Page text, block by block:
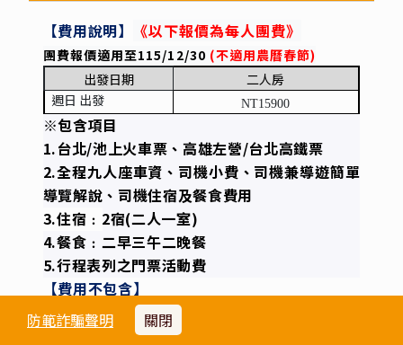
防範詐騙聲明 關閉
【費用說明】 《以下報價為每人團費》
團費報價適用至115/12/30 (不適用農曆春節)
出發日期
二人房
週日 出發
NT15900
※包含項目
1.台北/池上火車票、高雄左營/台北高鐵票
2.全程九人座車資、司機小費、司機兼導遊簡單
導覽解說、司機住宿及餐食費用
3.住宿﹕2宿(二人一室)
4.餐食﹕二早三午二晚餐
5.行程表列之門票活動費
【費用不包含】
※個人因素所產生之消費，如飲料、酒類、私人
購物費…等。